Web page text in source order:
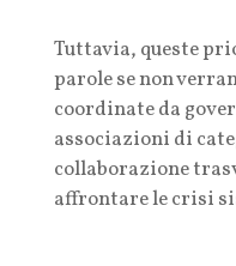
Tuttavia, queste
parole se non
coordinate da
associazioni di
collaborazione
affrontare le crisi